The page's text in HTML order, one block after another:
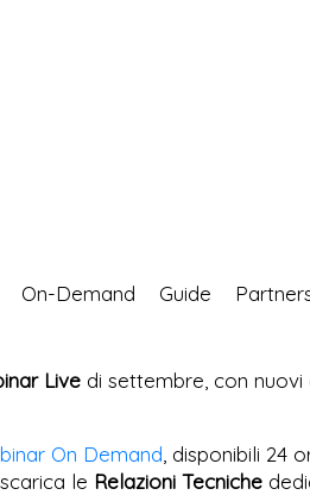
On-Demand Guide
Live di settembre, con
On Demand , disponibili 24
le Relazioni Tecniche